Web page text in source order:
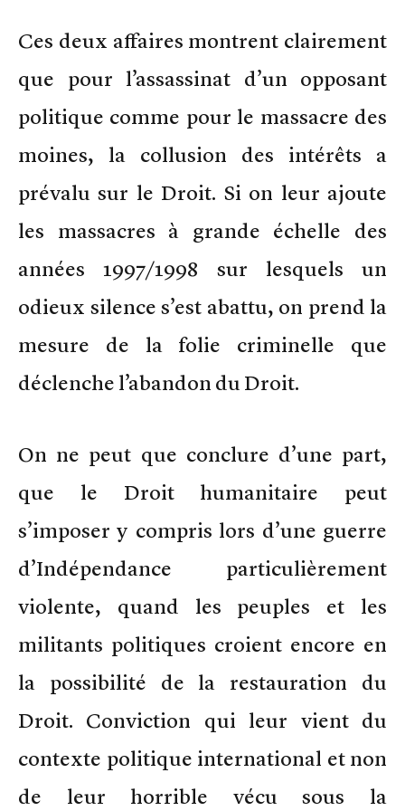
Ces deux affaires montrent clairement
que pour l’assassinat d’un opposant
politique comme pour le massacre des
moines, la collusion des intérêts a
prévalu sur le Droit. Si on leur ajoute
les massacres à grande échelle des
années 1997/1998 sur lesquels un
odieux silence s’est abattu, on prend la
mesure de la folie criminelle que
déclenche l’abandon du Droit.
On ne peut que conclure d’une part,
que le Droit humanitaire peut
s’imposer y compris lors d’une guerre
d’Indépendance particulièrement
violente, quand les peuples et les
militants politiques croient encore en
la possibilité de la restauration du
Droit. Conviction qui leur vient du
contexte politique international et non
de leur horrible vécu sous la